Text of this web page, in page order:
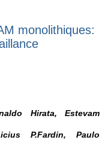
monolithiques:
Hirata, Estevam
P.Fardin, Paulo